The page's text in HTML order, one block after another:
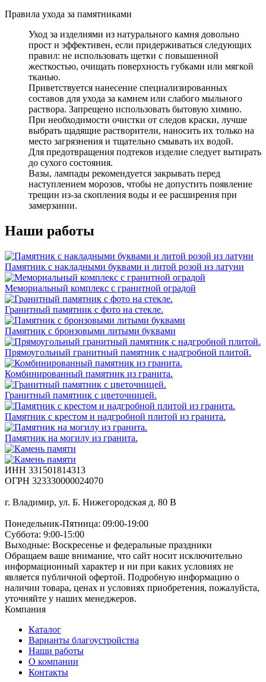
Правила ухода за памятниками
Уход за изделиями из натурального камня довольно
прост и эффективен, если придерживаться следующих
правил: не использовать щетки с повышенной
жесткостью, очищать поверхность губками или мягкой
тканью.
Приветствуется нанесение специализированных
составов для ухода за камнем или слабого мыльного
раствора. Запрещено использовать бытовую химию.
При необходимости очистки от следов краски, лучше
выбрать щадящие растворители, наносить их только на
место загрязнения и тщательно смывать их водой.
Для предотвращения подтеков изделие следует вытирать
до сухого состояния.
Вазы, лампады рекомендуется закрывать перед
наступлением морозов, чтобы не допустить появление
трещин из-за скопления воды и ее расширения при
замерзании.
Наши работы
Памятник с накладными буквами и литой розой из латуни
Мемориальный комплекс с гранитной оградой
Гранитный памятник с фото на стекле.
Памятник с бронзовыми литыми буквами
Прямоугольный гранитный памятник с надгробной плитой.
Комбинированный памятник из гранита.
Гранитный памятник с цветочницей.
Памятник с крестом и надгробной плитой из гранита.
Памятник на могилу из гранита.
ИНН 331501814313
ОГРН 323330000024070
г. Владимир, ул. Б. Нижегородская д. 80 В
Понедельник-Пятница: 09:00-19:00
Суббота: 9:00-15:00
Выходные: Воскресенье и федеральные праздники
Обращаем ваше внимание, что сайт носит исключительно
информационный характер и ни при каких условиях не
является публичной офертой. Подробную информацию о
наличии товара, ценах и условиях приобретения, пожалуйста,
уточняйте у наших менеджеров.
Компания
Каталог
Варианты благоустройства
Наши работы
О компании
Контакты